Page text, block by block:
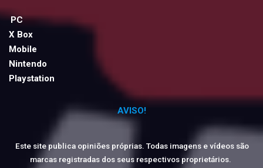
PC
X Box
Mobile
Nintendo
Playstation
AVISO!
Este site publica opiniões próprias. Todas imagens e vídeos são
marcas registradas dos seus respectivos proprietários.